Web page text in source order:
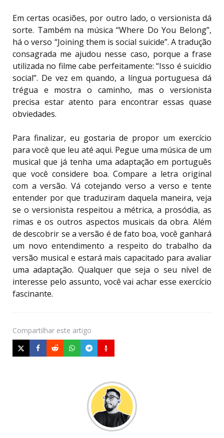
Em certas ocasiões, por outro lado, o versionista dá
sorte. Também na música “Where Do You Belong”,
há o verso “Joining them is social suicide”. A tradução
consagrada me ajudou nesse caso, porque a frase
utilizada no filme cabe perfeitamente: “Isso é suicídio
social”. De vez em quando, a língua portuguesa dá
trégua e mostra o caminho, mas o versionista
precisa estar atento para encontrar essas quase
obviedades.
Para finalizar, eu gostaria de propor um exercício
para você que leu até aqui. Pegue uma música de um
musical que já tenha uma adaptação em português
que você considere boa. Compare a letra original
com a versão. Vá cotejando verso a verso e tente
entender por que traduziram daquela maneira, veja
se o versionista respeitou a métrica, a prosódia, as
rimas e os outros aspectos musicais da obra. Além
de descobrir se a versão é de fato boa, você ganhará
um novo entendimento a respeito do trabalho da
versão musical e estará mais capacitado para avaliar
uma adaptação. Qualquer que seja o seu nível de
interesse pelo assunto, você vai achar esse exercício
fascinante.
Compartilhar este artigo